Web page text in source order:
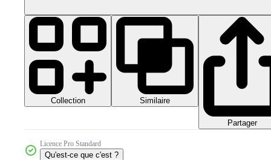
Collection Similaire
Partager
Licence Pro Standard
Qu'est-ce que c'est ?